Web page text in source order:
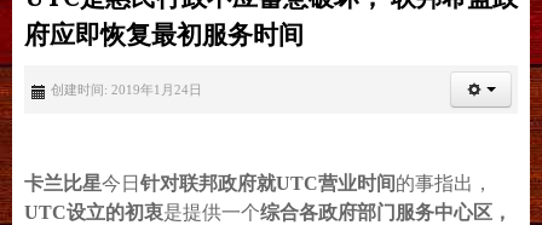
府应即恢复最初服务时间
创建时间: 2019年1月24日
卡兰比星今日 针对联邦政府就UTC营业时间的事指出，
UTC设立的初衷是提供一个综合各政府部门服务中心区，